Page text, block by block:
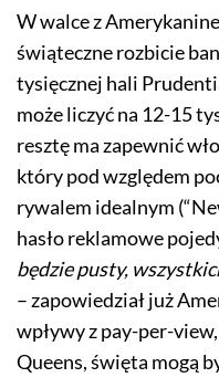
W walce z
świąteczne rozbicie
tysięcznej hali
może liczyć na 12-15
resztę ma zapewnić
który pod względem
rywalem idealnym
hasło reklamowe
będzie pusty,
– zapowiedział już
wpływy z pay-per-
Queens, święta mogą